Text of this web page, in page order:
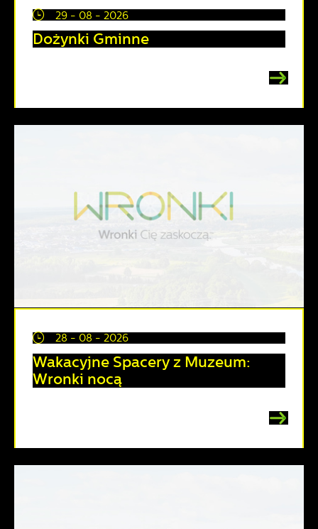
29 - 08 - 2026
Dożynki Gminne
28 - 08 - 2026
Wakacyjne Spacery z Muzeum:
Wronki nocą